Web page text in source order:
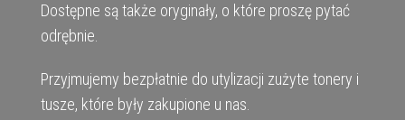
Dostępne są także oryginały, o które proszę pytać
odrębnie.
Przyjmujemy bezpłatnie do utylizacji zużyte tonery i
tusze, które były zakupione u nas.